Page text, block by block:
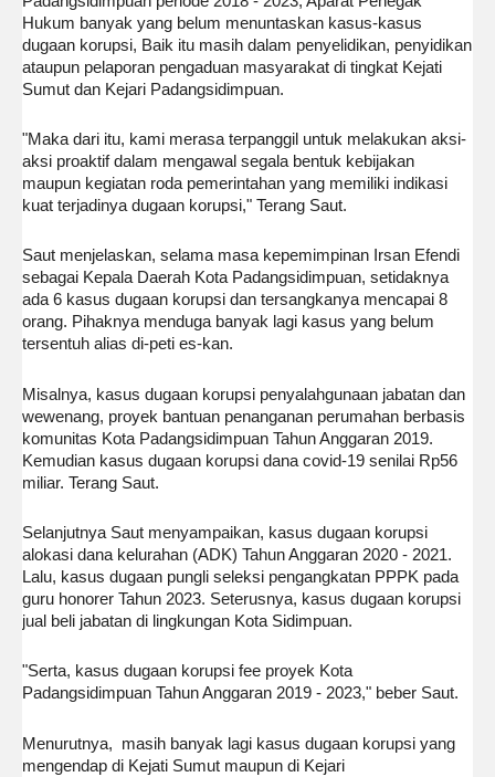
Hukum banyak yang belum menuntaskan kasus-kasus
dugaan korupsi, Baik itu masih dalam penyelidikan, penyidikan
ataupun pelaporan pengaduan masyarakat di tingkat Kejati
Sumut dan Kejari Padangsidimpuan.
"Maka dari itu, kami merasa terpanggil untuk melakukan aksi-
aksi proaktif dalam mengawal segala bentuk kebijakan
maupun kegiatan roda pemerintahan yang memiliki indikasi
kuat terjadinya dugaan korupsi," Terang Saut.
Saut menjelaskan, selama masa kepemimpinan Irsan Efendi
sebagai Kepala Daerah Kota Padangsidimpuan, setidaknya
ada 6 kasus dugaan korupsi dan tersangkanya mencapai 8
orang. Pihaknya menduga banyak lagi kasus yang belum
tersentuh alias di-peti es-kan.
Misalnya, kasus dugaan korupsi penyalahgunaan jabatan dan
wewenang, proyek bantuan penanganan perumahan berbasis
komunitas Kota Padangsidimpuan Tahun Anggaran 2019.
Kemudian kasus dugaan korupsi dana covid-19 senilai Rp56
miliar. Terang Saut.
Selanjutnya Saut menyampaikan, kasus dugaan korupsi
alokasi dana kelurahan (ADK) Tahun Anggaran 2020 - 2021.
Lalu, kasus dugaan pungli seleksi pengangkatan PPPK pada
guru honorer Tahun 2023. Seterusnya, kasus dugaan korupsi
jual beli jabatan di lingkungan Kota Sidimpuan.
"Serta, kasus dugaan korupsi fee proyek Kota
Padangsidimpuan Tahun Anggaran 2019 - 2023," beber Saut.
Menurutnya, masih banyak lagi kasus dugaan korupsi yang
mengendap di Kejati Sumut maupun di Kejari